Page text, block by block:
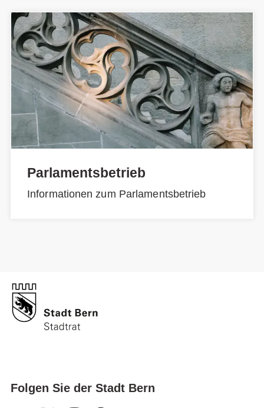
Parlamentsbetrieb
Informationen zum Parlamentsbetrieb
Folgen Sie der Stadt Bern